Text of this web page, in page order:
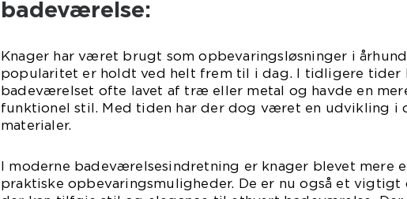
badeværelse:
Knager har været brugt som opbevaringsløsninger i
popularitet er holdt ved helt frem til i dag. I tidligere tider
badeværelset ofte lavet af træ eller metal og havde en
funktionel stil. Med tiden har der dog været en udvikling i
materialer.
I moderne badeværelsesindretning er knager blevet mere
praktiske opbevaringsmuligheder. De er nu også et vigtigt